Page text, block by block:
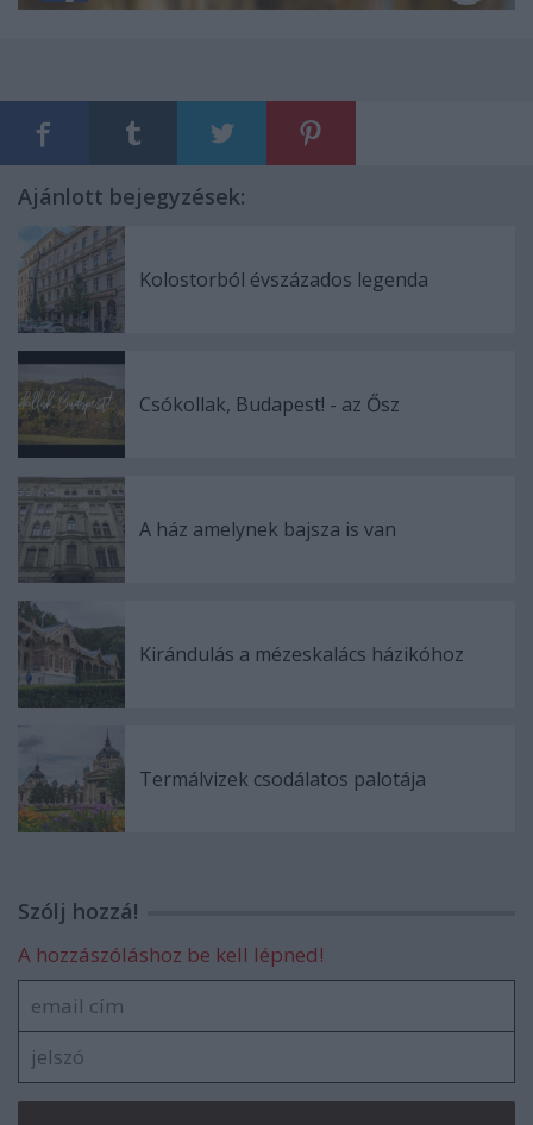
Ajánlott bejegyzések:
Kolostorból évszázados legenda
Csókollak, Budapest! - az Ősz
A ház amelynek bajsza is van
Kirándulás a mézeskalács házikóhoz
Termálvizek csodálatos palotája
Szólj hozzá!
A hozzászóláshoz be kell lépned!